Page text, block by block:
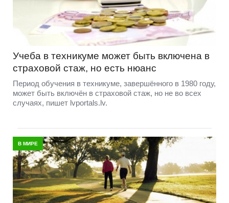
Учеба в техникуме может быть включена в
страховой стаж, но есть нюанс
Период обучения в техникуме, завершённого в 1980 году,
может быть включён в страховой стаж, но не во всех
случаях, пишет lvportals.lv.
В МИРЕ